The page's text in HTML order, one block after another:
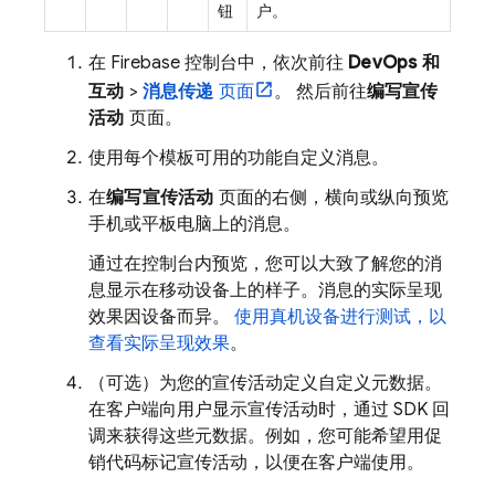
钮
户。
在 Firebase 控制台中，依次前往 DevOps 和
互动 > 消息传递 页面 。 然后前往编写宣传
活动 页面。
使用每个模板可用的功能自定义消息。
在编写宣传活动 页面的右侧，横向或纵向预览
手机或平板电脑上的消息。
通过在控制台内预览，您可以大致了解您的消
息显示在移动设备上的样子。消息的实际呈现
效果因设备而异。 使用真机设备进行测试，以
查看实际呈现效果。
（可选） 为您的宣传活动定义自定义元数据。
在客户端向用户显示宣传活动时，通过 SDK 回
调来获得这些元数据。例如，您可能希望用促
销代码标记宣传活动，以便在客户端使用。